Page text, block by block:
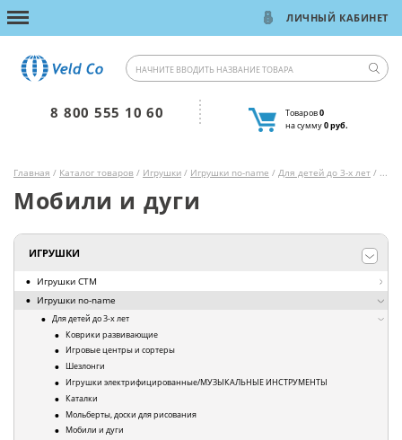
ЛИЧНЫЙ КАБИНЕТ
8 800 555 10 60 Товаров0
на сумму0 руб.
Главная / Каталог товаров / Игрушки / Игрушки no-name / Для детей до 3-х лет / Мобили и дуги
Мобили и дуги
ИГРУШКИ
Игрушки СТМ
Игрушки no-name
Для детей до 3-х лет
Коврики развивающие
Игровые центры и сортеры
Шезлонги
Игрушки электрифицированные/МУЗЫКАЛЬНЫЕ ИНСТРУМЕНТЫ
Каталки
Мольберты, доски для рисования
Мобили и дуги